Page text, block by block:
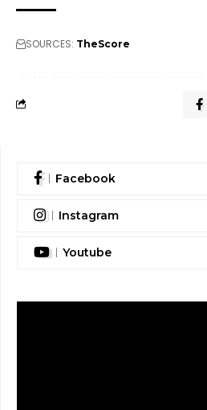
SOURCES: TheScore
Facebook
Instagram
Youtube